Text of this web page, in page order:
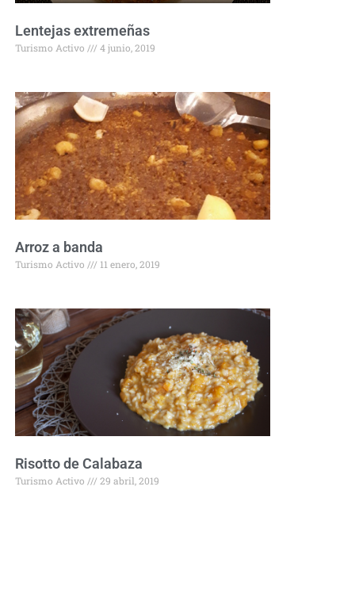
Lentejas extremeñas
Turismo Activo 4 junio, 2019
Arroz a banda
Turismo Activo 11 enero, 2019
Risotto de Calabaza
Turismo Activo 29 abril, 2019